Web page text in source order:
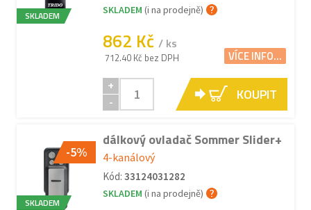
SKLADEM SKLADEM (i na prodejně)
862 Kč / ks
712.40 Kč bez DPH VÍCE INFO...
+
-
KOUPIT
-5%
SKLADEM
dálkový ovladač Sommer Slider+
4-kanálový
Kód: 33124031282
SKLADEM (i na prodejně)